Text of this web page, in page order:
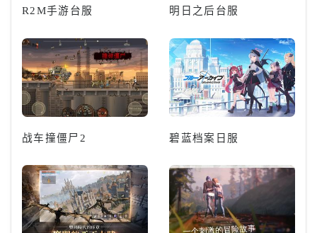
R2M手游台服 明日之后台服
战车撞僵尸2 碧蓝档案日服